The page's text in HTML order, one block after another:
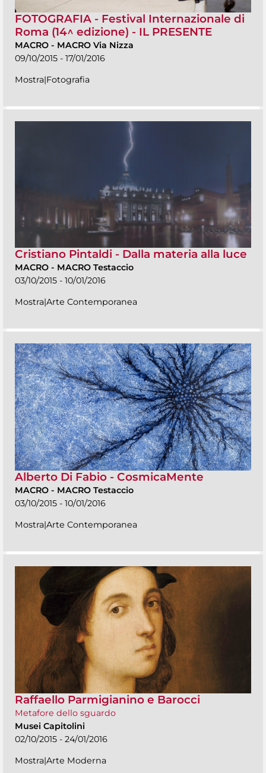
FOTOGRAFIA - Festival Internazionale di
Roma (14^ edizione) - IL PRESENTE
MACRO - MACRO Via Nizza
09/10/2015 - 17/01/2016
Mostra|Fotografia
Cristiano Pintaldi - Dalla materia alla luce
MACRO - MACRO Testaccio
03/10/2015 - 10/01/2016
Mostra|Arte Contemporanea
Alberto Di Fabio - CosmicaMente
MACRO - MACRO Testaccio
03/10/2015 - 10/01/2016
Mostra|Arte Contemporanea
Raffaello Parmigianino e Barocci
Metafore dello sguardo
Musei Capitolini
02/10/2015 - 24/01/2016
Mostra|Arte Moderna